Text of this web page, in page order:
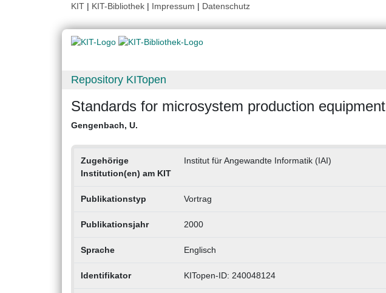
KIT | KIT-Bibliothek | Impressum | Datenschutz
Repository KITopen
Standards for microsystem production equipment
Gengenbach, U.
Zugehörige
Institution(en) am KIT
Institut für Angewandte Informatik (IAI)
Publikationstyp Vortrag
Publikationsjahr 2000
Sprache Englisch
Identifikator KITopen-ID: 240048124